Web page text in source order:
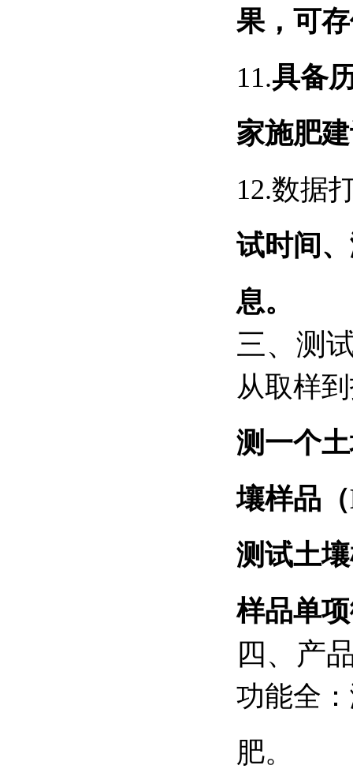
果，可
11.具备
家施肥
12.数据
试时间
息。
三、测
从取样
测一个
壤样品（
测试土
样品单
四、产
功能全
肥。